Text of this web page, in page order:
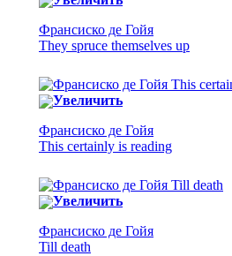
Франсиско де Гойя
They spruce themselves up
Увеличить
Франсиско де Гойя
This certainly is reading
Увеличить
Франсиско де Гойя
Till death